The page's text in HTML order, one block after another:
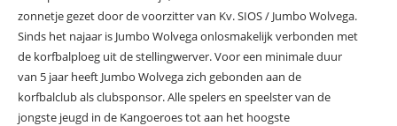
zonnetje gezet door de voorzitter van Kv. SIOS / Jumbo Wolvega.
Sinds het najaar is Jumbo Wolvega onlosmakelijk verbonden met
de korfbalploeg uit de stellingwerver. Voor een minimale duur
van 5 jaar heeft Jumbo Wolvega zich gebonden aan de
korfbalclub als clubsponsor. Alle spelers en speelster van de
jongste jeugd in de Kangoeroes tot aan het hoogste